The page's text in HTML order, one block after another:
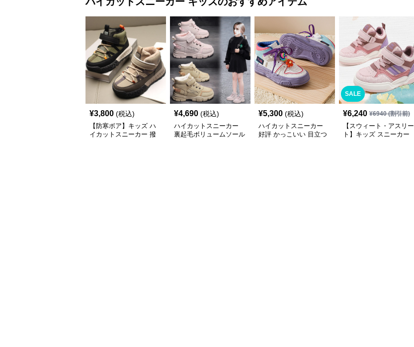
¥3,800 (税込)
【防寒ボア】キッズ ハ
イカットスニーカー 撥
¥4,690 (税込)
ハイカットスニーカー
裏起毛ボリュームソール
¥5,300 (税込)
ハイカットスニーカー
好評 かっこいい 目立つ
SALE
¥6,240 ¥6940(割引前)
【スウィート・アスリー
ト】キッズ スニーカー